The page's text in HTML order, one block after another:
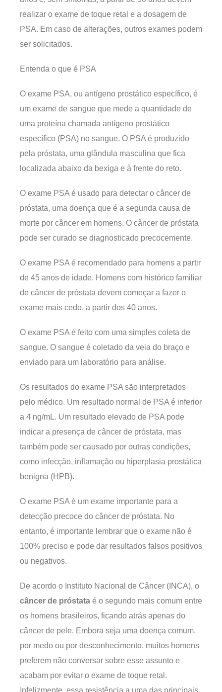
realizar o exame de toque retal e a dosagem de
PSA. Em caso de alterações, outros exames podem
ser solicitados.
Entenda o que é PSA
O exame PSA, ou antígeno prostático específico, é
um exame de sangue que mede a quantidade de
uma proteína chamada antígeno prostático
específico (PSA) no sangue. O PSA é produzido
pela próstata, uma glândula masculina que fica
localizada abaixo da bexiga e à frente do reto.
O exame PSA é usado para detectar o câncer de
próstata, uma doença que é a segunda causa de
morte por câncer em homens. O câncer de próstata
pode ser curado se diagnosticado precocemente.
O exame PSA é recomendado para homens a partir
de 45 anos de idade. Homens com histórico familiar
de câncer de próstata devem começar a fazer o
exame mais cedo, a partir dos 40 anos.
O exame PSA é feito com uma simples coleta de
sangue. O sangue é coletado da veia do braço e
enviado para um laboratório para análise.
Os resultados do exame PSA são interpretados
pelo médico. Um resultado normal de PSA é inferior
a 4 ng/mL. Um resultado elevado de PSA pode
indicar a presença de câncer de próstata, mas
também pode ser causado por outras condições,
como infecção, inflamação ou hiperplasia prostática
benigna (HPB).
O exame PSA é um exame importante para a
detecção precoce do câncer de próstata. No
entanto, é importante lembrar que o exame não é
100% preciso e pode dar resultados falsos positivos
ou negativos.
De acordo o Instituto Nacional de Câncer (INCA), o
câncer de próstata é o segundo mais comum entre
os homens brasileiros, ficando atrás apenas do
câncer de pele. Embora seja uma doença comum,
por medo ou por desconhecimento, muitos homens
preferem não conversar sobre esse assunto e
acabam por evitar o exame de toque retal.